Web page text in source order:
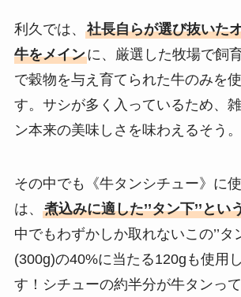
利久では、 社長自らが選び抜いた
牛をメインに、厳選した牧場で飼
で穀物を与え育てられた牛のみを
す。サシが多く入っているため、
ン本来の美味しさを味わえるそう。
その中でも《牛タンシチュー》に
は、 煮込みに適した’’タン下’’とい
中でもわずかしか取れないこの’’タ
(300g)の40%に当たる120gも使用
す！シチューの約半分が牛タンっ